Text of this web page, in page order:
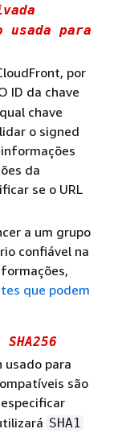
usada para
por
ID da chave
chave
o signed
da
se o URL
a um grupo
confiável na
que podem
SHA256
usado para
são
SHA1